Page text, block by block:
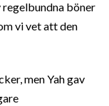
böner
vi vet att den
men Yah gav